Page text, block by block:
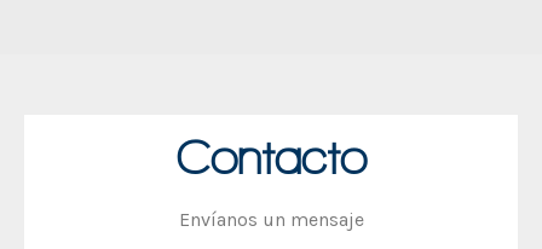
Contacto
Envíanos un mensaje